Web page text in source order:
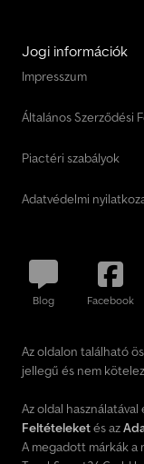
Jogi információk
Impresszum
Általános Szerződési
Piactéri szabályok
Adatvédelmi
Blog Facebook
Az oldalon található
jellegű és nem
Az oldal használatával
Feltételeketés az
A megadott márkák